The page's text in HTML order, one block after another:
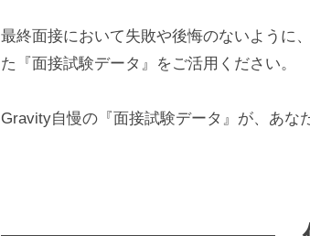
最終面接において失敗や後悔のないように
た『面接試験データ』をご活用ください。
Gravity自慢の『面接試験データ』が、あな